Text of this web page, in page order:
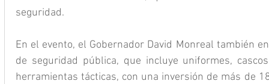
seguridad.
En el evento, el Gobernador David Monreal también
de seguridad pública, que incluye uniformes,
herramientas tácticas, con una inversión de más de